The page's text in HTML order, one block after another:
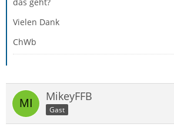
Vielen Dank
ChWb
MikeyFFB
Gast